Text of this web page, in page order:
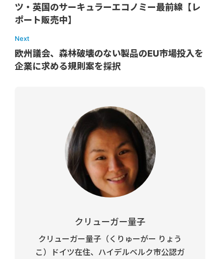
ツ・英国のサーキュラーエコノミー最前線【レ
ポート販売中】
Next
欧州議会、森林破壊のない製品のEU市場投入を
企業に求める規則案を採択
クリューガー量子
クリューガー量子（くりゅーがー りょう
こ）ドイツ在住、ハイデルベルク市公認ガ